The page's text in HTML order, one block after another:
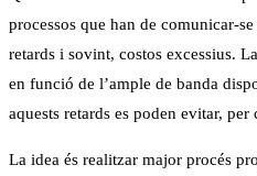
processos que han de comunicar-
retards i sovint, costos excessius.
en funció de l’ample de banda
aquests retards es poden evitar,
La idea és realitzar major procés